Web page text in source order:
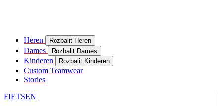
Heren Rozbalit Heren
Dames Rozbalit Dames
Kinderen Rozbalit Kinderen
Custom Teamwear
Stories
FIETSEN